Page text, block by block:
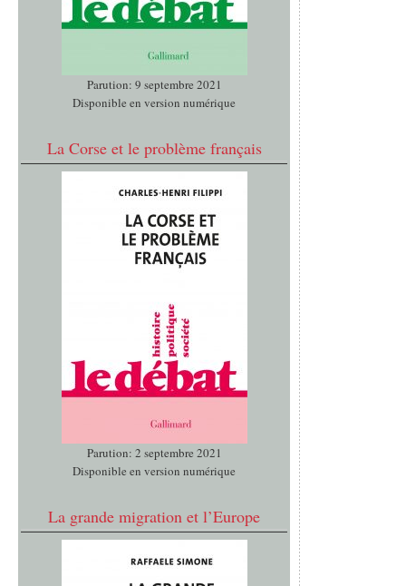
Parution: 9 septembre 2021
Disponible en version numérique
La Corse et le problème français
Parution: 2 septembre 2021
Disponible en version numérique
La grande migration et l’Europe